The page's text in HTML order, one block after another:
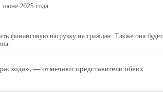
июне 2025 года.
финансовую нагрузку на граждан. Также она будет
— отмечают представители обеих